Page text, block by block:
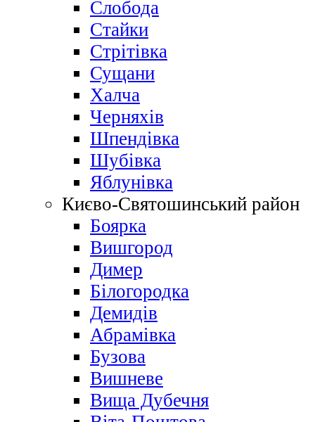
Слобода
Стайки
Стрітівка
Сущани
Халча
Черняхів
Шпендівка
Шубівка
Яблунівка
Києво-Святошинський район
Боярка
Вишгород
Димер
Білогородка
Демидів
Абрамівка
Бузова
Вишневе
Вища Дубечня